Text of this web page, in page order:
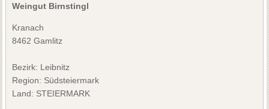
Weingut Birnstingl
Kranach
8462 Gamlitz
Bezirk: Leibnitz
Region: Südsteiermark
Land: STEIERMARK